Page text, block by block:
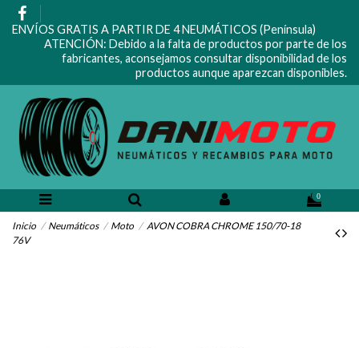
ENVÍOS GRATIS A PARTIR DE 4 NEUMÁTICOS (Península)
ATENCIÓN: Debido a la falta de productos por parte de los
fabricantes, aconsejamos consultar disponibilidad de los
productos aunque aparezcan disponibles.
0
Inicio Neumáticos Moto
AVON COBRA CHROME 150/70-18
76V